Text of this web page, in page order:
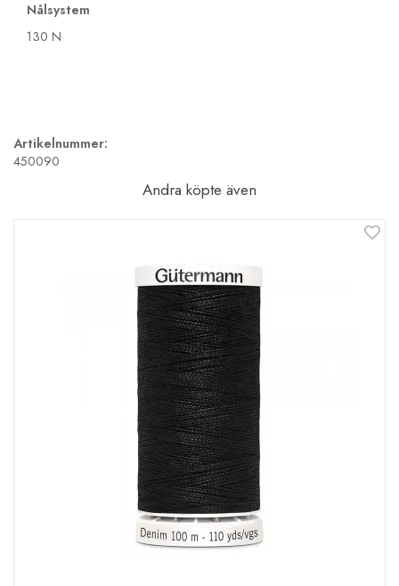
Nålsystem
130 N
Artikelnummer:
450090
Andra köpte även